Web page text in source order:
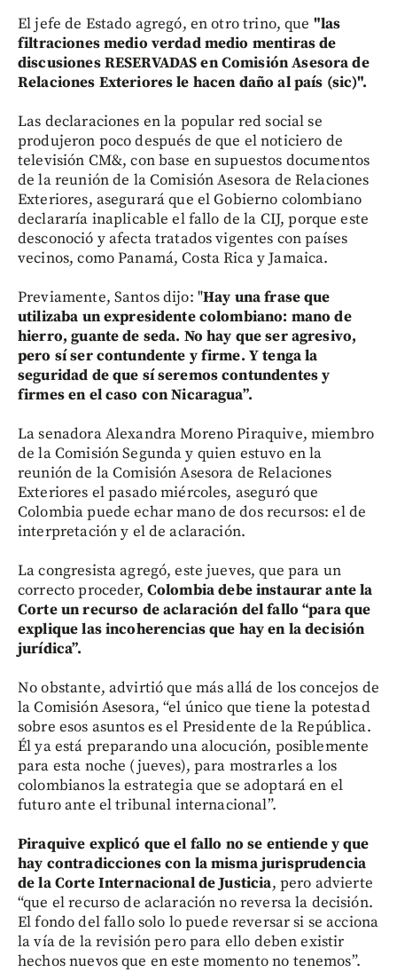
El jefe de Estado agregó, en otro trino, que "las
filtraciones medio verdad medio mentiras de
discusiones RESERVADAS en Comisión Asesora de
Relaciones Exteriores le hacen daño al país (sic)".
Las declaraciones en la popular red social se
produjeron poco después de que el noticiero de
televisión CM&, con base en supuestos documentos
de la reunión de la Comisión Asesora de Relaciones
Exteriores, asegurará que el Gobierno colombiano
declararía inaplicable el fallo de la CIJ, porque este
desconoció y afecta tratados vigentes con países
vecinos, como Panamá, Costa Rica y Jamaica.
Previamente, Santos dijo: "Hay una frase que
utilizaba un expresidente colombiano: mano de
hierro, guante de seda. No hay que ser agresivo,
pero sí ser contundente y firme. Y tenga la
seguridad de que sí seremos contundentes y
firmes en el caso con Nicaragua”.
La senadora Alexandra Moreno Piraquive, miembro
de la Comisión Segunda y quien estuvo en la
reunión de la Comisión Asesora de Relaciones
Exteriores el pasado miércoles, aseguró que
Colombia puede echar mano de dos recursos: el de
interpretación y el de aclaración.
La congresista agregó, este jueves, que para un
correcto proceder, Colombia debe instaurar ante la
Corte un recurso de aclaración del fallo “para que
explique las incoherencias que hay en la decisión
jurídica”.
No obstante, advirtió que más allá de los concejos de
la Comisión Asesora, “el único que tiene la potestad
sobre esos asuntos es el Presidente de la República.
Él ya está preparando una alocución, posiblemente
para esta noche (jueves), para mostrarles a los
colombianos la estrategia que se adoptará en el
futuro ante el tribunal internacional”.
Piraquive explicó que el fallo no se entiende y que
hay contradicciones con la misma jurisprudencia
de la Corte Internacional de Justicia, pero advierte
“que el recurso de aclaración no reversa la decisión.
El fondo del fallo solo lo puede reversar si se acciona
la vía de la revisión pero para ello deben existir
hechos nuevos que en este momento no tenemos”.